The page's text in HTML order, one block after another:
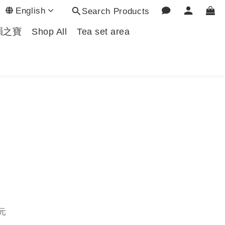
English Search Products
之寶 Shop All Tea set area